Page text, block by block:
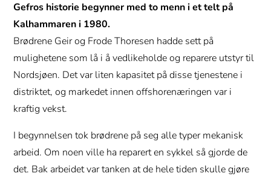
Gefros historie begynner med to menn i et telt på
Kalhammaren i 1980.
Brødrene Geir og Frode Thoresen hadde sett på
mulighetene som lå i å vedlikeholde og reparere utstyr til
Nordsjøen. Det var liten kapasitet på disse tjenestene i
distriktet, og markedet innen offshorenæringen var i
kraftig vekst.
I begynnelsen tok brødrene på seg alle typer mekanisk
arbeid. Om noen ville ha reparert en sykkel så gjorde de
det. Bak arbeidet var tanken at de hele tiden skulle gjøre